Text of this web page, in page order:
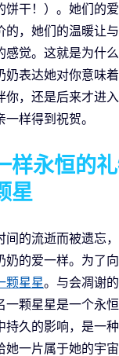
干！）。她们的爱
的，她们的温暖让
感觉。这就是为什
奶表达她对你意味
你，还是后来才进
样得到祝贺。
样永恒的
星
间的流逝而被遗忘
奶的爱一样。为了
颗星星。与会凋谢
一颗星星是一个永
持久的影响，是一
她一片属于她的宇